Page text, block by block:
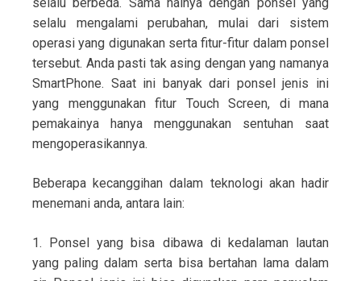
selalu mengalami perubahan, mulai dari sistem
operasi yang digunakan serta fitur-fitur dalam ponsel
tersebut. Anda pasti tak asing dengan yang namanya
SmartPhone. Saat ini banyak dari ponsel jenis ini
yang menggunakan fitur Touch Screen, di mana
pemakainya hanya menggunakan sentuhan saat
mengoperasikannya.
Beberapa kecanggihan dalam teknologi akan hadir
menemani anda, antara lain:
1. Ponsel yang bisa dibawa di kedalaman lautan
yang paling dalam serta bisa bertahan lama dalam